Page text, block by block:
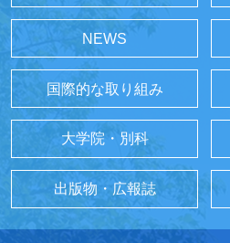
NEWS
国際的な取り組み
大学院・別科
出版物・広報誌